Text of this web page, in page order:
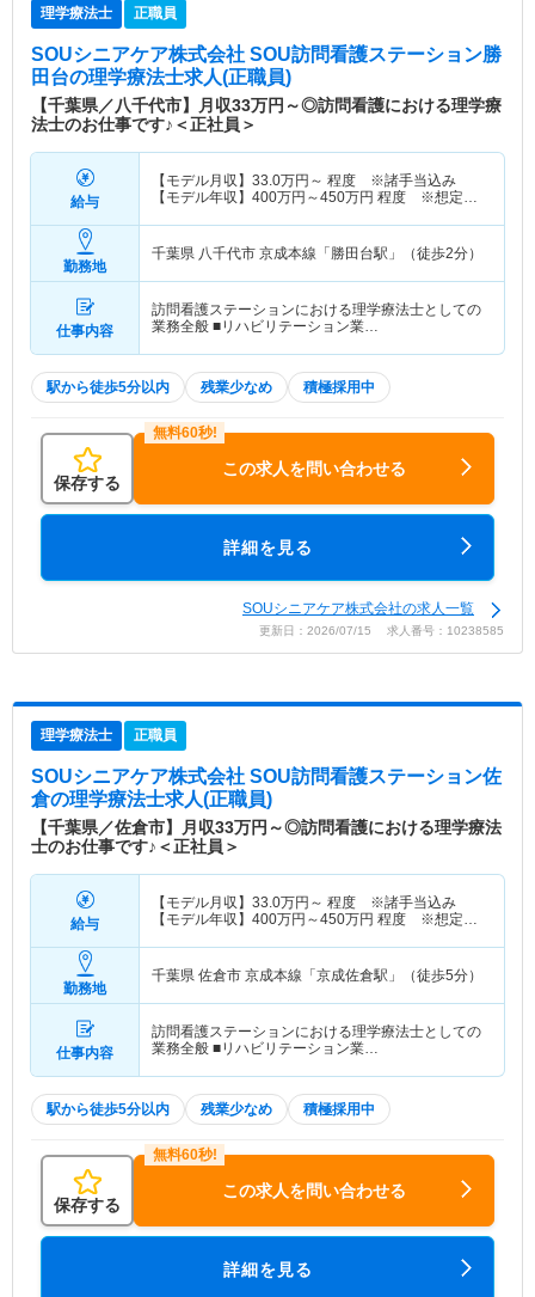
理学療法士 正職員
SOUシニアケア株式会社 SOU訪問看護ステーション勝
田台の理学療法士求人(正職員)
【千葉県／八千代市】月収33万円～◎訪問看護における理学療
法士のお仕事です♪＜正社員＞
給与
【モデル月収】 33.0万円～ 程度 ※諸手当込み
【モデル年収】 400万円～450万円 程度 ※想定年
勤務地
千葉県 八千代市 京成本線「勝田台駅」（徒歩2分）
仕事内容
訪問看護ステーションにおける理学療法士としての
業務全般 ■リハビリテーション業…
駅から徒歩5分以内 残業少なめ 積極採用中
保存する
この求人を問い合わせる
詳細を見る
SOUシニアケア株式会社の求人一覧
更新日：2026/07/15 求人番号：10238585
理学療法士 正職員
SOUシニアケア株式会社 SOU訪問看護ステーション佐
倉の理学療法士求人(正職員)
【千葉県／佐倉市】月収33万円～◎訪問看護における理学療法
士のお仕事です♪＜正社員＞
給与
【モデル月収】 33.0万円～ 程度 ※諸手当込み
【モデル年収】 400万円～450万円 程度 ※想定年
勤務地
千葉県 佐倉市 京成本線「京成佐倉駅」（徒歩5分）
仕事内容
訪問看護ステーションにおける理学療法士としての
業務全般 ■リハビリテーション業…
駅から徒歩5分以内 残業少なめ 積極採用中
保存する
この求人を問い合わせる
詳細を見る